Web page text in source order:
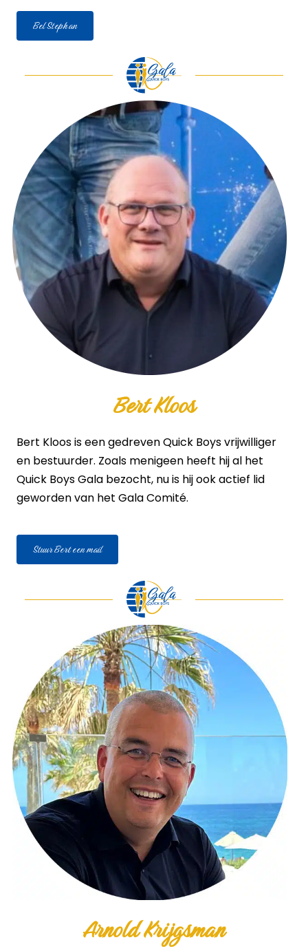
Bel Stephan
Bert Kloos
Bert Kloos is een gedreven Quick Boys vrijwilliger
en bestuurder. Zoals menigeen heeft hij al het
Quick Boys Gala bezocht, nu is hij ook actief lid
geworden van het Gala Comité.
Stuur Bert een mail
Arnold Krijgsman